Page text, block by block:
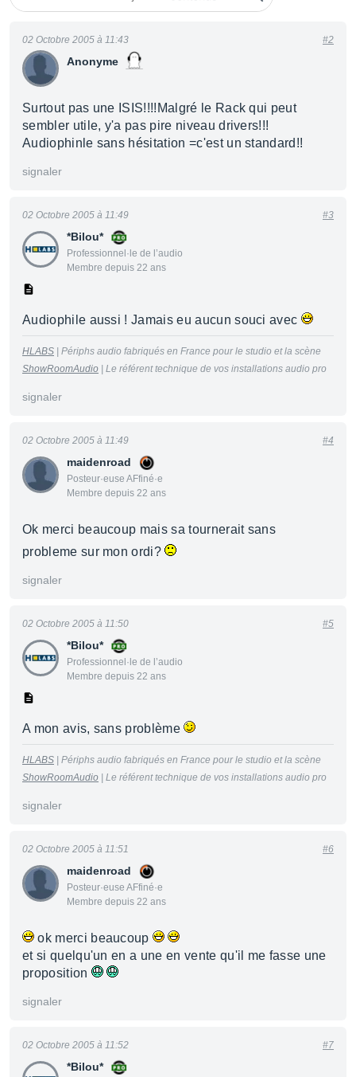
Anonyme
02 Octobre 2005 à 11:43 #2
Surtout pas une ISIS!!!!Malgré le Rack qui peut
sembler utile, y'a pas pire niveau drivers!!!
Audiophinle sans hésitation =c'est un standard!!
signaler
*Bilou*
Professionnel·le de l’audio
Membre depuis 22 ans
02 Octobre 2005 à 11:49 #3
Audiophile aussi ! Jamais eu aucun souci avec
HLABS | Périphs audio fabriqués en France pour le studio et la scène
ShowRoomAudio | Le référent technique de vos installations audio pro
signaler
maidenroad
Posteur·euse AFfiné·e
Membre depuis 22 ans
02 Octobre 2005 à 11:49 #4
Ok merci beaucoup mais sa tournerait sans
probleme sur mon ordi?
signaler
*Bilou*
Professionnel·le de l’audio
Membre depuis 22 ans
02 Octobre 2005 à 11:50 #5
A mon avis, sans problème
HLABS | Périphs audio fabriqués en France pour le studio et la scène
ShowRoomAudio | Le référent technique de vos installations audio pro
signaler
maidenroad
Posteur·euse AFfiné·e
Membre depuis 22 ans
02 Octobre 2005 à 11:51 #6
ok merci beaucoup
et si quelqu'un en a une en vente qu'il me fasse une
proposition
signaler
*Bilou*
02 Octobre 2005 à 11:52 #7